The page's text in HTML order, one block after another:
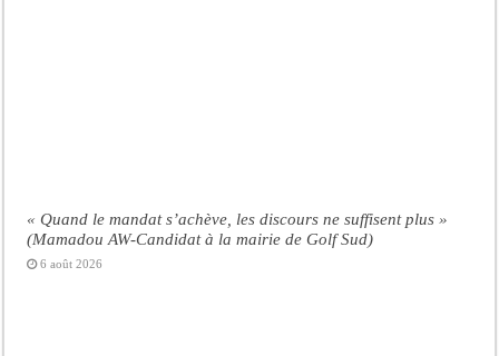
« Quand le mandat s’achève, les discours ne suffisent plus »
(Mamadou AW-Candidat à la mairie de Golf Sud)
6 août 2026